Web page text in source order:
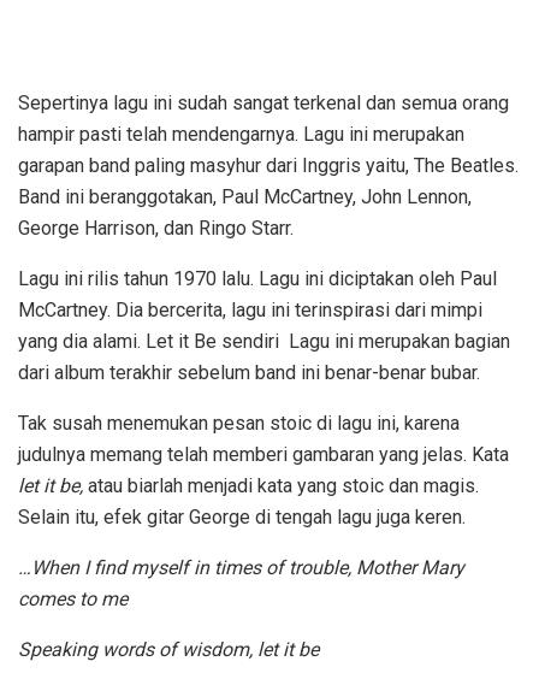
Sepertinya lagu ini sudah sangat terkenal dan semua orang
hampir pasti telah mendengarnya. Lagu ini merupakan
garapan band paling masyhur dari Inggris yaitu, The Beatles.
Band ini beranggotakan, Paul McCartney, John Lennon,
George Harrison, dan Ringo Starr.
Lagu ini rilis tahun 1970 lalu. Lagu ini diciptakan oleh Paul
McCartney. Dia bercerita, lagu ini terinspirasi dari mimpi
yang dia alami. Let it Be sendiri Lagu ini merupakan bagian
dari album terakhir sebelum band ini benar-benar bubar.
Tak susah menemukan pesan stoic di lagu ini, karena
judulnya memang telah memberi gambaran yang jelas. Kata
let it be, atau biarlah menjadi kata yang stoic dan magis.
Selain itu, efek gitar George di tengah lagu juga keren.
…When I find myself in times of trouble, Mother Mary
comes to me
Speaking words of wisdom, let it be